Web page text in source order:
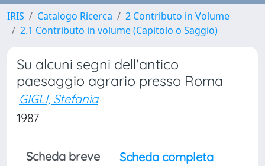
IRIS Catalogo Ricerca
2 Contributo in Volume
2.1 Contributo in volume (Capitolo o Saggio)
Su alcuni segni dell'antico
paesaggio agrario presso Roma
GIGLI, Stefania
1987
Scheda breve
Scheda completa